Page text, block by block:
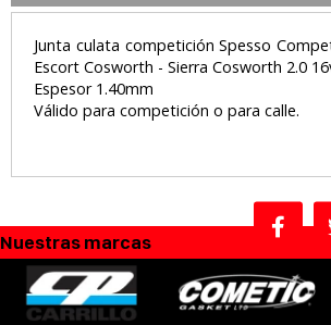
Junta culata competición Spesso
Escort Cosworth - Sierra Cosworth 2.0
Espesor 1.40mm
Válido para competición o para calle.
Nuestras marcas